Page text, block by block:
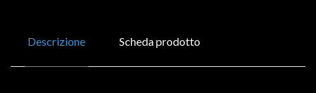
Descrizione Scheda prodotto